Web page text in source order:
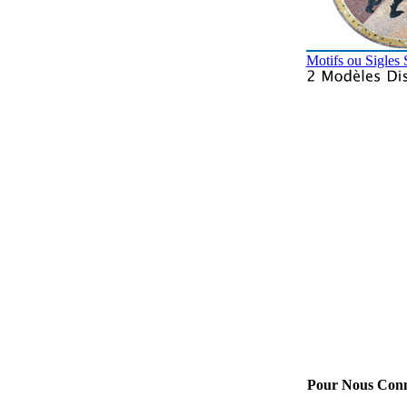
Motifs ou Sigles
Pour Nous